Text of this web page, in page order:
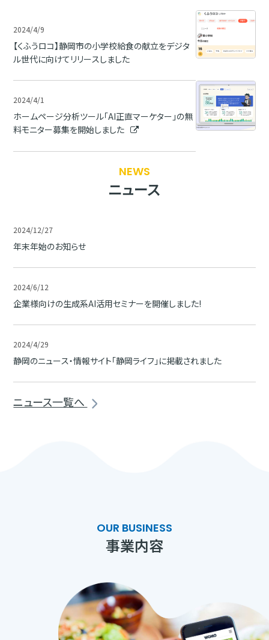
2024/4/9
【くふうロコ】静岡市の小学校給食の献立をデジタ
ル世代に向けてリリースしました
2024/4/1
ホームページ分析ツール「AI正直マーケター」の無
料モニター募集を開始しました
NEWS
ニュース
2024/12/27
年末年始のお知らせ
2024/6/12
企業様向けの生成系AI活用セミナーを開催しました!
2024/4/29
静岡のニュース・情報サイト「静岡ライフ」に掲載されました
ニュース一覧へ
OUR BUSINESS
事業内容